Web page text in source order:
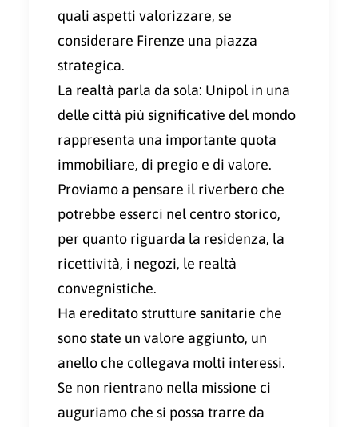
quali aspetti valorizzare, se
considerare Firenze una piazza
strategica.
La realtà parla da sola: Unipol in una
delle città più significative del mondo
rappresenta una importante quota
immobiliare, di pregio e di valore.
Proviamo a pensare il riverbero che
potrebbe esserci nel centro storico,
per quanto riguarda la residenza, la
ricettività, i negozi, le realtà
convegnistiche.
Ha ereditato strutture sanitarie che
sono state un valore aggiunto, un
anello che collegava molti interessi.
Se non rientrano nella missione ci
auguriamo che si possa trarre da